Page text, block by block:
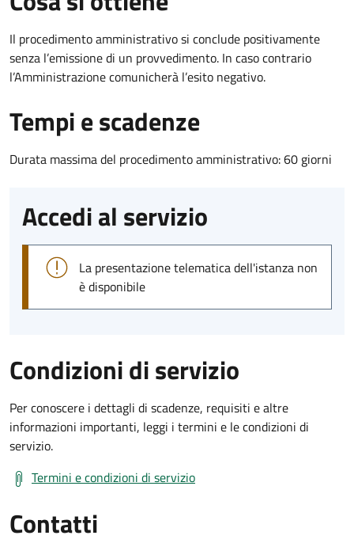
Il procedimento amministrativo si conclude positivamente
senza l’emissione di un provvedimento. In caso contrario
l’Amministrazione comunicherà l’esito negativo.
Tempi e scadenze
Durata massima del procedimento amministrativo: 60 giorni
Accedi al servizio
La presentazione telematica dell'istanza non
è disponibile
Condizioni di servizio
Per conoscere i dettagli di scadenze, requisiti e altre
informazioni importanti, leggi i termini e le condizioni di
servizio.
Termini e condizioni di servizio
Contatti